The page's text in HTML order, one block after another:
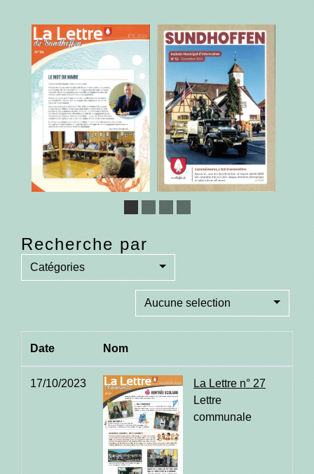
Recherche par
Catégories
Aucune selection
Date Nom
17/10/2023
La Lettre n° 27
Lettre
communale